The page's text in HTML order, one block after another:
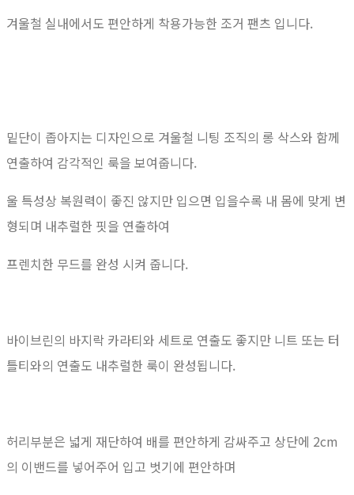
겨울철 실내에서도 편안하게 착용가능한 조거 팬츠 입니다.
밑단이 좁아지는 디자인으로 겨울철 니팅 조직의 롱 삭스와 함께
연출하여 감각적인 룩을 보여줍니다.
울 특성상 복원력이 좋진 않지만 입으면 입을수록 내 몸에 맞게 변
형되며 내추럴한 핏을 연출하여
프렌치한 무드를 완성 시켜 줍니다.
바이브린의 바지락 카라티와 세트로 연출도 좋지만 니트 또는 터
틀티와의 연출도 내추럴한 룩이 완성됩니다.
허리부분은 넓게 재단하여 배를 편안하게 감싸주고 상단에 2cm
의 이밴드를 넣어주어 입고 벗기에 편안하며